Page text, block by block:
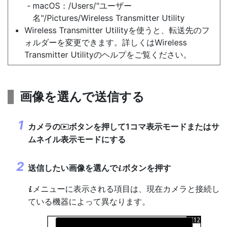
macOS：/Users/"ユーザー
名"/Pictures/Wireless Transmitter Utility
Wireless Transmitter Utilityを使うと、転送先のフ
ォルダーを変更できます。詳しくはWireless
Transmitter Utilityのヘルプをご覧ください。
画像を選んで送信する
カメラのKボタンを押して1コマ表示モードまたはサ
ムネイル表示モードにする
送信したい画像を選んでiボタンを押す
i メニューに表示される項目は、現在カメラと接続し
ている機器によって異なります。